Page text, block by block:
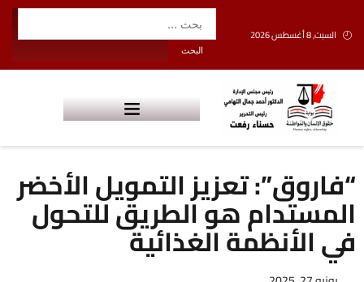
السبت, 8 أغسطس 2026
“فاروق”: تعزيز التمويل الأخضر
المستدام هو الطريق للتحول
في الأنظمة الغذائية